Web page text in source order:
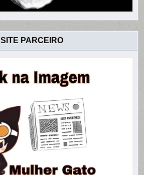
SITE PARCEIRO